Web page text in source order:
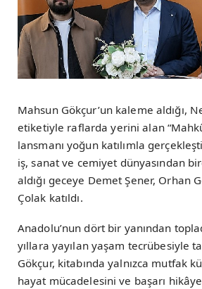
Mahsun Gökçur’un kaleme aldığı,
etiketiyle raflarda yerini alan
lansmanı yoğun katılımla
iş, sanat ve cemiyet dünyasından
aldığı geceye Demet Şener, Orhan
Çolak katıldı.
Anadolu’nun dört bir yanından
yıllara yayılan yaşam tecrübesiyle
Gökçur, kitabında yalnızca mutfak
hayat mücadelesini ve başarı